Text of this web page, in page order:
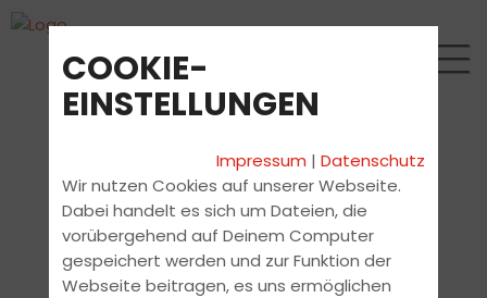
COOKIE-
EINSTELLUNGEN
Impressum |Datenschutz
Wir nutzen Cookies auf unserer Webseite.
Dabei handelt es sich um Dateien, die
vorübergehend auf Deinem Computer
gespeichert werden und zur Funktion der
Webseite beitragen, es uns ermöglichen